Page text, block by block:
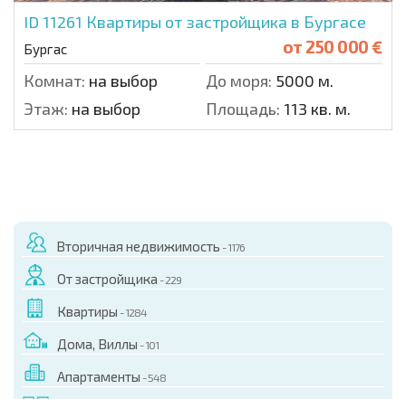
ID 11261 Квартиры от застройщика в Бургасе
Бургас от 250 000 €
Комнат: на выбор До моря: 5000 м.
Этаж: на выбор Площадь: 113 кв. м.
Вторичная недвижимость - 1176
От застройщика - 229
Квартиры - 1284
Дома, Виллы - 101
Апартаменты - 548